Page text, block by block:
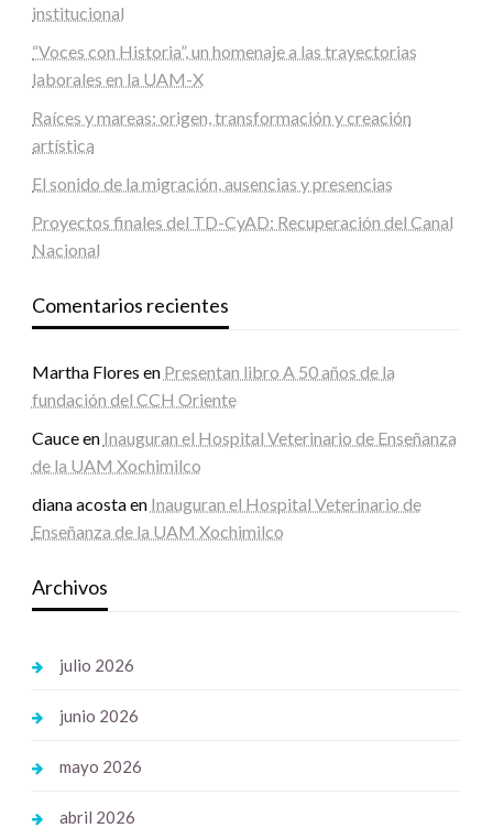
institucional
“Voces con Historia”, un homenaje a las trayectorias
laborales en la UAM-X
Raíces y mareas: origen, transformación y creación
artística
El sonido de la migración, ausencias y presencias
Proyectos finales del TD-CyAD: Recuperación del Canal
Nacional
Comentarios recientes
Martha Flores en Presentan libro A 50 años de la
fundación del CCH Oriente
Cauceen Inauguran el Hospital Veterinario de Enseñanza
de la UAM Xochimilco
diana acostaen Inauguran el Hospital Veterinario de
Enseñanza de la UAM Xochimilco
Archivos
julio 2026
junio 2026
mayo 2026
abril 2026